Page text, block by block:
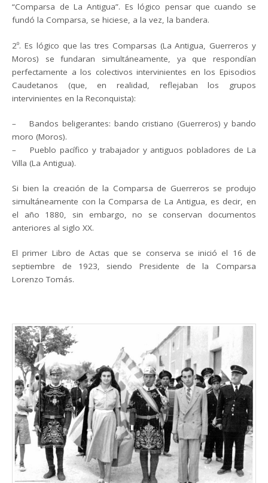
“Comparsa de La Antigua”. Es lógico pensar que cuando se
fundó la Comparsa, se hiciese, a la vez, la bandera.
2º. Es lógico que las tres Comparsas (La Antigua, Guerreros y
Moros) se fundaran simultáneamente, ya que respondían
perfectamente a los colectivos intervinientes en los Episodios
Caudetanos (que, en realidad, reflejaban los grupos
intervinientes en la Reconquista):
– Bandos beligerantes: bando cristiano (Guerreros) y bando
moro (Moros).
– Pueblo pacífico y trabajador y antiguos pobladores de La
Villa (La Antigua).
Si bien la creación de la Comparsa de Guerreros se produjo
simultáneamente con la Comparsa de La Antigua, es decir, en
el año 1880, sin embargo, no se conservan documentos
anteriores al siglo XX.
El primer Libro de Actas que se conserva se inició el 16 de
septiembre de 1923, siendo Presidente de la Comparsa
Lorenzo Tomás.